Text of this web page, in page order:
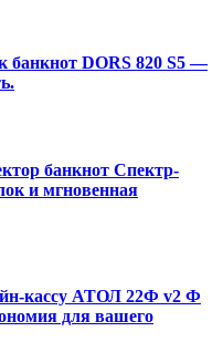
банкнот DORS 820 S5 —
банкнот Спектр-
и мгновенная
кассу АТОЛ 22Ф v2 Ф
для вашего